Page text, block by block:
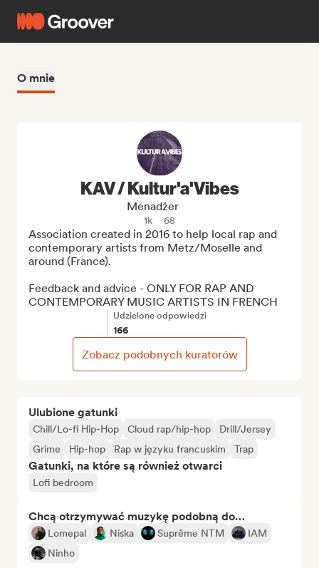
O mnie
Ulubione gatunki
Chill/Lo-fi Hip-Hop Cloud rap/hip-hop
Drill/Jersey
Grime
Hip-hop Rap w języku francuskim Trap
Gatunki, na które są również otwarci
Lofi bedroom
Chcą otrzymywać muzykę podobną do…
Lomepal Niska Suprême NTM
IAM
Ninho
KAV / Kultur'a'Vibes
Menadżer
1k 68
Association created in 2016 to help local rap and
contemporary artists from Metz/Moselle and
around (France).
Feedback and advice - ONLY FOR RAP AND
CONTEMPORARY MUSIC ARTISTS IN FRENCH
Udzielone odpowiedzi
166
Zobacz podobnych kuratorów